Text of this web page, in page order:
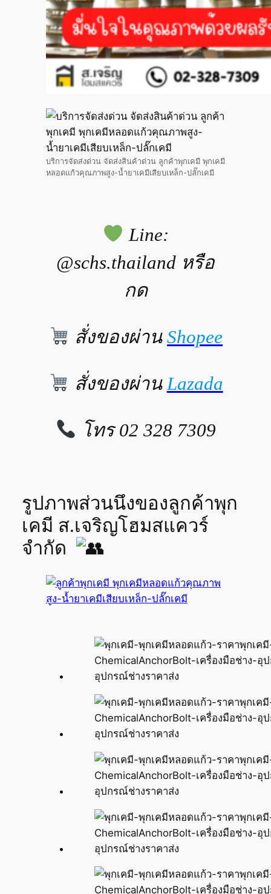
บริการจัดส่งด่วน จัดส่งสินค้าด่วน ลูกค้าพุกเคมี พุกเคมี
หลอดแก้วคุณภาพสูง-น้ำยาเคมีเสียบเหล็ก-ปลั๊กเคมี
Line:
@schs.thailand หรือ
กด
สั่งของผ่านShopee
สั่งของผ่านLazada
โทร 02 328 7309
รูปภาพส่วนนึงของลูกค้าพุก
เคมี ส.เจริญโฮมสแควร์
จำกัด